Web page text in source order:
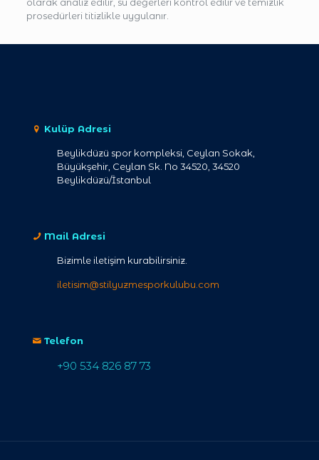
olarak analiz edilir, su değerleri kontrol edilir ve temizlik
prosedürleri titizlikle uygulanır.
Kulüp Adresi
Beylikdüzü spor kompleksi, Ceylan Sokak,
Büyükşehir, Ceylan Sk. No 34520, 34520
Beylikdüzü/İstanbul
Mail Adresi
Bizimle iletişim kurabilirsiniz.
iletisim@stilyuzmesporkulubu.com
Telefon
+90 534 826 87 73